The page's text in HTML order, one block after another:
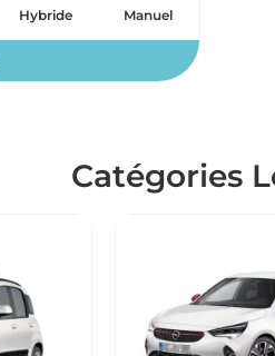
Hybride Manuel
Catégories